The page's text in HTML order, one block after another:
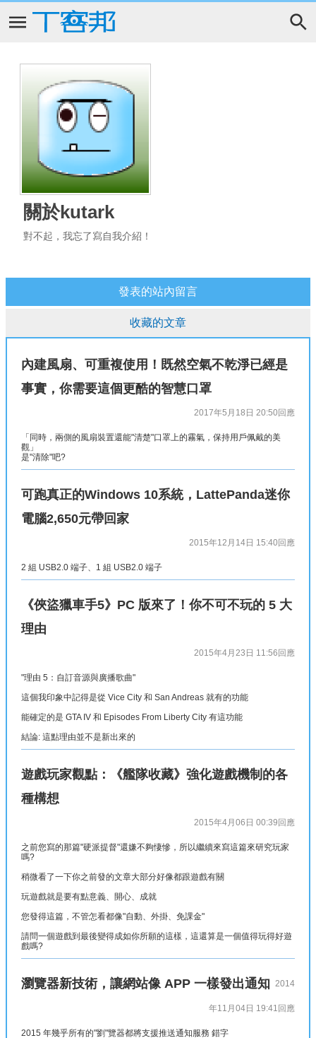
關於kutark
對不起，我忘了寫自我介紹！
發表的站內留言
收藏的文章
內建風扇、可重複使用！既然空氣不乾淨已經是
事實，你需要這個更酷的智慧口罩
2017年5月18日 20:50 回應
「同時，兩側的風扇裝置還能"清楚"口罩上的霧氣，保持用戶佩戴的美
觀」
是"清除"吧?
可跑真正的Windows 10系統，LattePanda迷你
電腦2,650元帶回家
2015年12月14日 15:40 回應
2 組 USB2.0 端子、1 組 USB2.0 端子
《俠盜獵車手5》PC 版來了！你不可不玩的 5 大
理由
2015年4月23日 11:56 回應
"理由 5：自訂音源與廣播歌曲"
這個我印象中記得是從 Vice City 和 San Andreas 就有的功能
能確定的是 GTA IV 和 Episodes From Liberty City 有這功能
結論: 這點理由並不是新出來的
遊戲玩家觀點：《艦隊收藏》強化遊戲機制的各
種構想
2015年4月06日 00:39 回應
之前您寫的那篇"硬派提督"還嫌不夠悽慘，所以繼續來寫這篇來研究玩家
嗎?
稍微看了一下你之前發的文章大部分好像都跟遊戲有關
玩遊戲就是要有點意義、開心、成就
您發得這篇，不管怎看都像"自動、外掛、免課金"
請問一個遊戲到最後變得成如你所願的這樣，這還算是一個值得玩得好遊
戲嗎?
瀏覽器新技術，讓網站像 APP 一樣發出通知 2014
年11月04日 19:41 回應
2015 年幾乎所有的"劉"覽器都將支援推送通知服務 錯字